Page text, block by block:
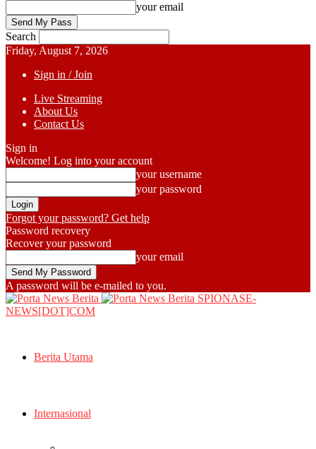
your email
Search
Friday, August 7, 2026
Sign in / Join
Live Streaming
About Us
Contact Us
Sign in
Welcome! Log into your account
your username
your password
Forgot your password? Get help
Password recovery
Recover your password
your email
A password will be e-mailed to you.
SPIONASE-
NEWS[DOT]COM
Berita Utama
Internasional